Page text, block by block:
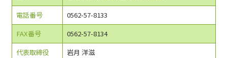
電話番号
0562-57-8133
FAX番号
0562-57-8134
代表取締役
岩月 洋滋